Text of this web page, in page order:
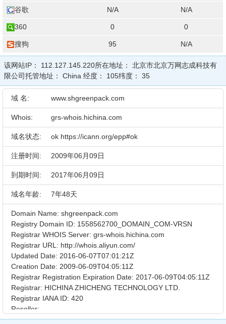
谷歌 N/A N/A
360 0 0
搜狗 95 N/A
该网站IP： 112.127.145.220所在地址： 北京市北京万网志成科技有
限公司托管地址： China 经度： 105纬度： 35
域 名: www.shgreenpack.com
Whois: grs-whois.hichina.com
域名状态: ok https://icann.org/epp#ok
注册时间: 2009年06月09日
到期时间: 2017年06月09日
域名年龄: 7年48天
Domain Name: shgreenpack.com
Registry Domain ID: 1558562700_DOMAIN_COM-VRSN
Registrar WHOIS Server: grs-whois.hichina.com
Registrar URL: http://whois.aliyun.com/
Updated Date: 2016-06-07T07:01:21Z
Creation Date: 2009-06-09T04:05:11Z
Registrar Registration Expiration Date: 2017-06-09T04:05:11Z
Registrar: HICHINA ZHICHENG TECHNOLOGY LTD.
Registrar IANA ID: 420
Reseller:
Domain Status: ok http://www.icann.org/epp#OK